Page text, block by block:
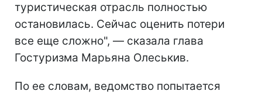
туристическая отрасль полностью
остановилась. Сейчас оценить потери
все еще сложно", — сказала глава
Гостуризма Марьяна Олеськив.
По ее словам, ведомство попытается